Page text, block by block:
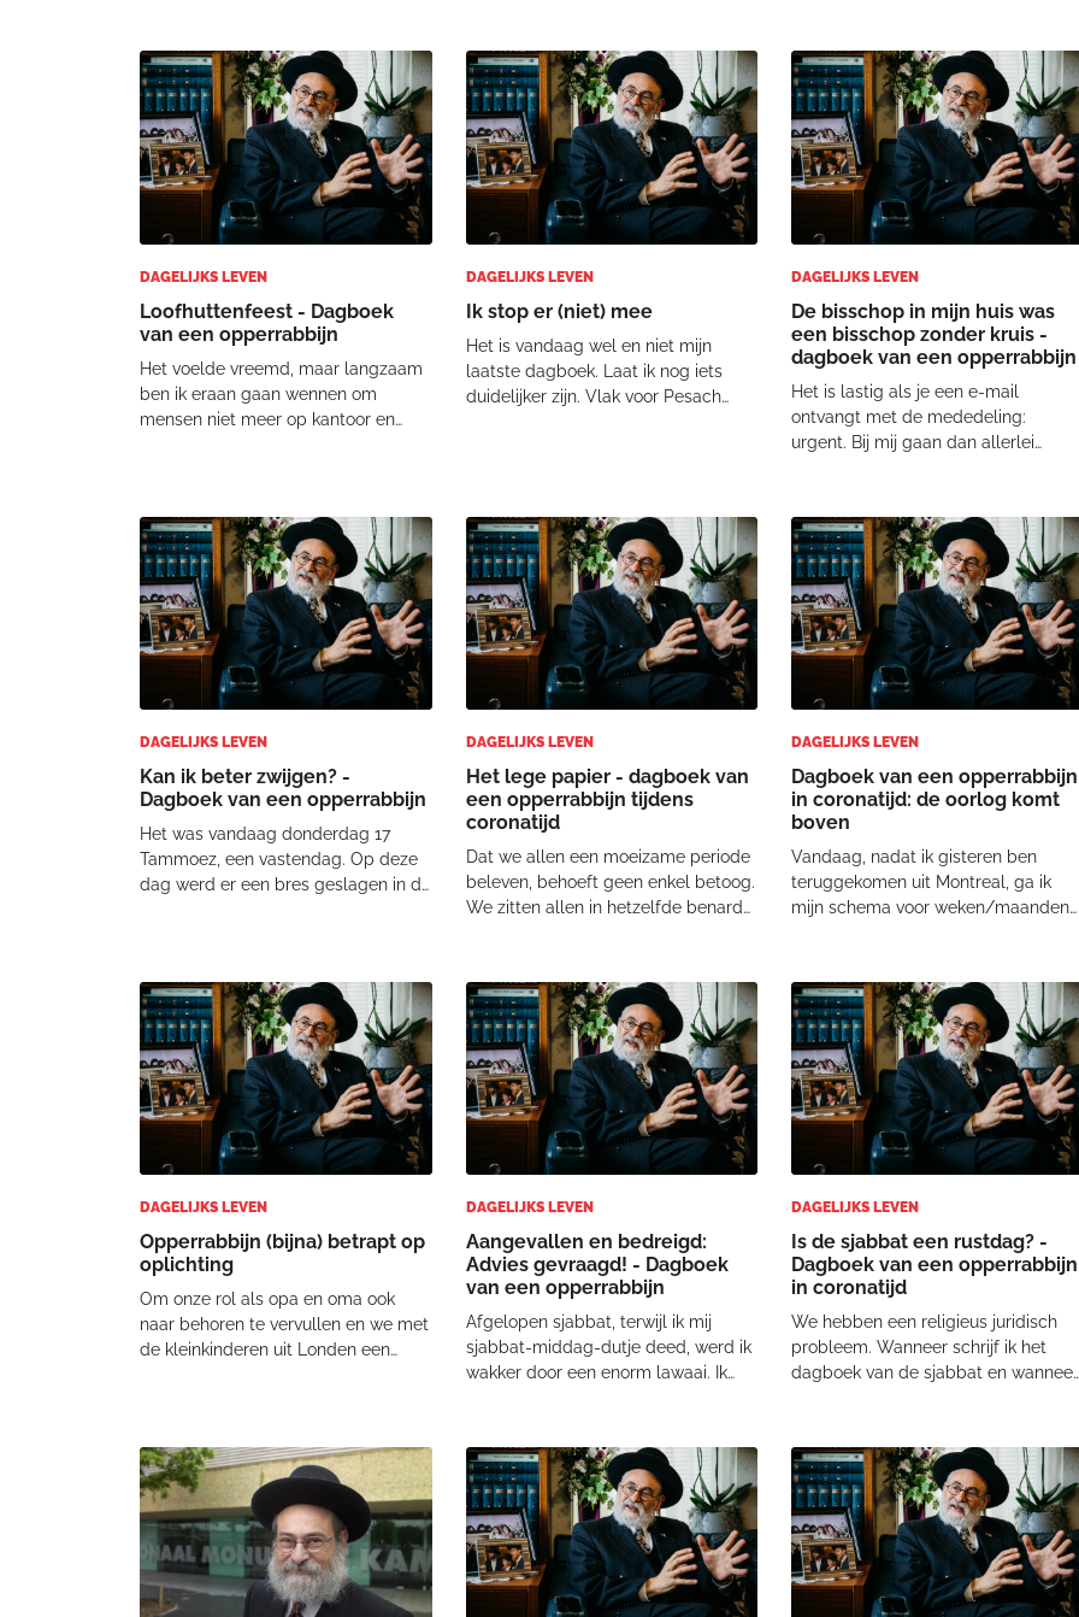
zomerbanden. Autosleutel corona-
vrij gereinigd en toen bleek mijn
afspraak pas volgende week te zi
opperrabbijn over zijn dagelijkse
leven. Een selectie van 54
dagboekfragmen
na heerste bij allen die ik vandaag
bezocht een zorg over de
hysterische betoginge
DAGELIJKS LEVEN
Loofhuttenfeest - Dagboek
van een opperrabbijn
Het voelde vreemd, maar langzaam
ben ik eraan gaan wennen om
mensen niet meer op kantoor en
Jacobs’ tent. Ondertussen raak ik
wel een beetje gestr
DAGELIJKS LEVEN
Ik stop er (niet) mee
Het is vandaag wel en niet mijn
laatste dagboek. Laat ik nog iets
duidelijker zijn. Vlak voor Pesach
Cultureel Kwartier
DAGELIJKS LEVEN
De bisschop in mijn huis was
een bisschop zonder kruis -
dagboek van een opperrabbijn
Het is lastig als je een e-mail
ontvangt met de mededeling:
urgent. Bij mij gaan dan allerlei
gedaan: urgent is urgent. Een
filmploeg uit Frankrijk is bezig met
een opname over Jood
DAGELIJKS LEVEN
Kan ik beter zwijgen? -
Dagboek van een opperrabbijn
Het was vandaag donderdag 17
Tammoez, een vastendag. Op deze
dag werd er een bres geslagen in de
En dus was ik minder actief als
gewoonlijk. Maar gelu
DAGELIJKS LEVEN
Het lege papier - dagboek van
een opperrabbijn tijdens
coronatijd
Dat we allen een moeizame periode
beleven, behoeft geen enkel betoog.
We zitten allen in hetzelfde benarde
eenzaamheid, met het maar zitten te
zitten en met het vullen van de tijd,
daarin vers
DAGELIJKS LEVEN
Dagboek van een opperrabbijn
in coronatijd: de oorlog komt
boven
Vandaag, nadat ik gisteren ben
teruggekomen uit Montreal, ga ik
mijn schema voor weken/maanden
conditie moet optimaal blijven om
me te kunnen inzetten voor anderen.
Ik stel meze
DAGELIJKS LEVEN
Opperrabbijn (bijna) betrapt op
oplichting
Om onze rol als opa en oma ook
naar behoren te vervullen en we met
de kleinkinderen uit Londen een
kleinkinderen van de Zuidas in
Amsterdam. En dus
DAGELIJKS LEVEN
Aangevallen en bedreigd:
Advies gevraagd! - Dagboek
van een opperrabbijn
Afgelopen sjabbat, terwijl ik mij
sjabbat-middag-dutje deed, werd ik
wakker door een enorm lawaai. Ik
sjabbatmiddag over ons huis vliegen
en dan hoor je een geluid van, naar
ik vermoed, het gas d
DAGELIJKS LEVEN
Is de sjabbat een rustdag? -
Dagboek van een opperrabbijn
in coronatijd
We hebben een religieus juridisch
probleem. Wanneer schrijf ik het
dagboek van de sjabbat en wanneer
te maken: op sjabbath schrijf ik niet
en op zondag werken de CIP-ers
niet. Maar, o